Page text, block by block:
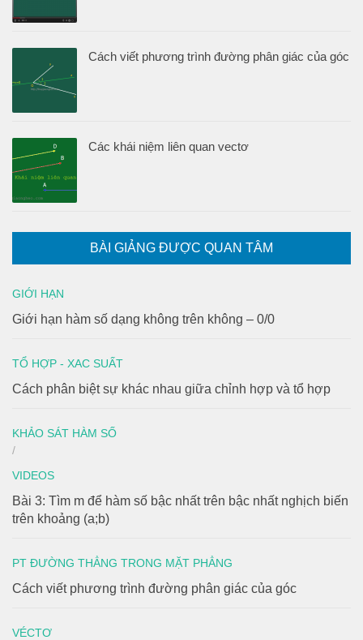
Cách viết phương trình đường phân giác của góc
Các khái niệm liên quan vectơ
BÀI GIẢNG ĐƯỢC QUAN TÂM
GIỚI HẠN
Giới hạn hàm số dạng không trên không – 0/0
TỔ HỢP - XAC SUẤT
Cách phân biệt sự khác nhau giữa chỉnh hợp và tổ hợp
KHẢO SÁT HÀM SỐ
/
VIDEOS
Bài 3: Tìm m để hàm số bậc nhất trên bậc nhất nghịch biến
trên khoảng (a;b)
PT ĐƯỜNG THẲNG TRONG MẶT PHẲNG
Cách viết phương trình đường phân giác của góc
VÉCTƠ